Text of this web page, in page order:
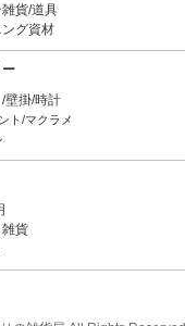
貨/道具
グ資材
ー
壁掛/時計
ト/マクラメ
貨